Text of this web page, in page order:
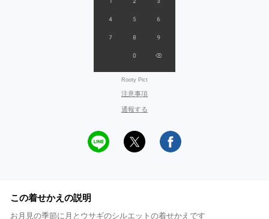
Rooty Pict
注意事項
通報する
この着せかえの説明
お月見の季節に月とウサギのシルエットの着せかえです